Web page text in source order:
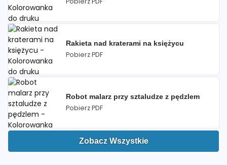
Rakieta nad kraterami na księżycu
Pobierz PDF
Robot malarz przy sztaludze z pędzlem
Pobierz PDF
Zobacz Wszystkie